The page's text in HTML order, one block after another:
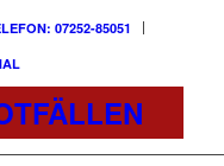
07252-85051